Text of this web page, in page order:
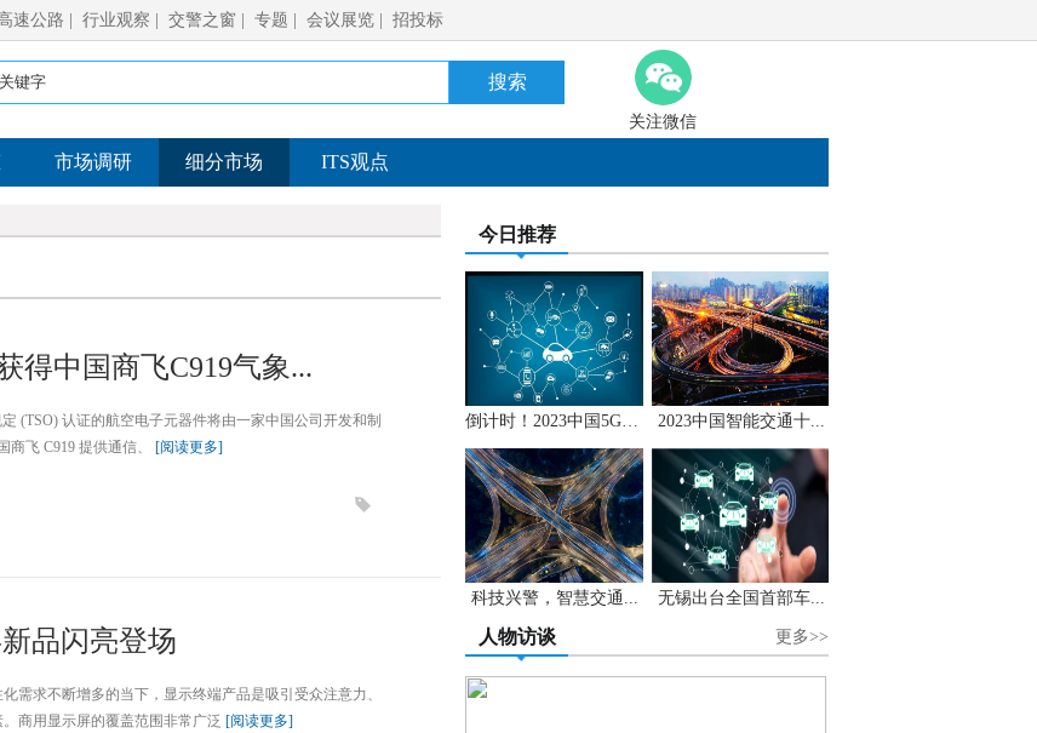
速公路 行业观察 交警之窗 专题 会议展览 招投标
搜索
关注微信
市场调研 细分市场 ITS观点
得中国商飞C919气象...
(TSO) 认证的航空电子元器件将由一家中国公司开发和制
商飞 C919 提供通信、 [阅读更多]
品闪亮登场
需求不断增多的当下，显示终端产品是吸引受众注意力、
商用显示屏的覆盖范围非常广泛 [阅读更多]
今日推荐
倒计时！2023中国5G+... 2023中国智能交通十...
科技兴警，智慧交通... 无锡出台全国首部车...
人物访谈 更多>>